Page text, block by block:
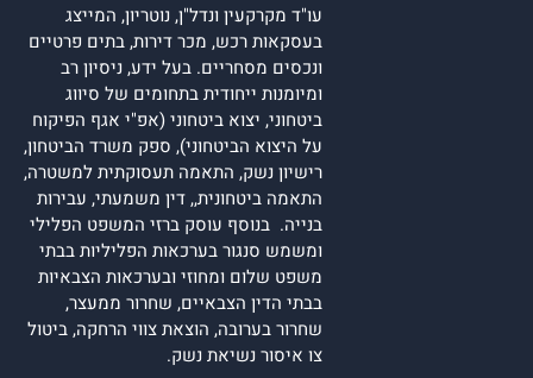
עו"ד מקרקעין ונדל"ן, נוטריון, המייצג
בעסקאות רכש, מכר דירות, בתים פרטיים
ונכסים מסחריים. בעל ידע, ניסיון רב
ומיומנות ייחודית בתחומים של סיווג
ביטחוני, יצוא ביטחוני (אפ"י אגף הפיקוח
על היצוא הביטחוני), ספק משרד הביטחון,
רישיון נשק, התאמה תעסוקתית למשטרה,
התאמה ביטחונית,, דין משמעתי, עבירות
בנייה. בנוסף עוסק ברזי המשפט הפלילי
ומשמש סנגור בערכאות הפליליות בבתי
משפט שלום ומחוזי ובערכאות הצבאיות
בבתי הדין הצבאיים, שחרור ממעצר,
שחרור בערובה, הוצאת צווי הרחקה, ביטול
צו איסור נשיאת נשק.